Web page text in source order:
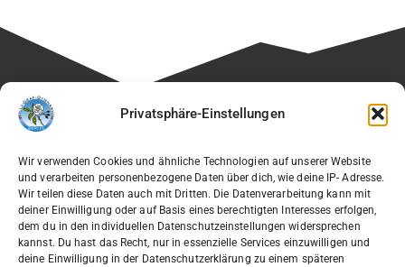
Privatsphäre-Einstellungen
Wir verwenden Cookies und ähnliche Technologien auf unserer Website
und verarbeiten personenbezogene Daten über dich, wie deine IP- Adresse.
Wir teilen diese Daten auch mit Dritten. Die Datenverarbeitung kann mit
deiner Einwilligung oder auf Basis eines berechtigten Interesses erfolgen,
dem du in den individuellen Datenschutzeinstellungen widersprechen
kannst. Du hast das Recht, nur in essenzielle Services einzuwilligen und
deine Einwilligung in der Datenschutzerklärung zu einem späteren
Besuchen Sie auch die Seite unseres Fördervereins:
Willi-Graf-Gymnasium
Ostpreußendamm 166